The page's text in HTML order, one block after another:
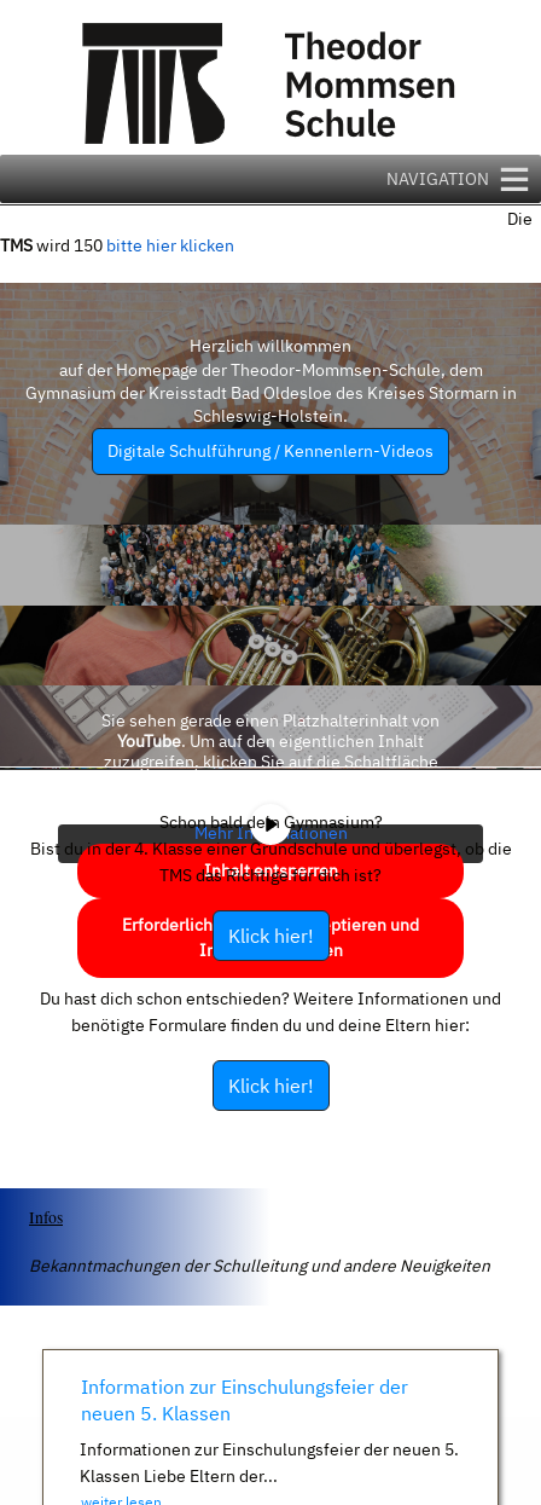
NAVIGATION
Die
TMSwird 150 bitte hier klicken
Herzlich willkommen
auf der Homepage der Theodor-Mommsen-Schule, dem
Gymnasium der Kreisstadt Bad Oldesloe des Kreises Stormarn in
Schleswig-Holstein.
Digitale Schulführung / Kennenlern-Videos
Sie sehen gerade einen Platzhalterinhalt von
YouTube. Um auf den eigentlichen Inhalt
zuzugreifen, klicken Sie auf die Schaltfläche
Mehr Informationen
Inhalt entsperren
Erforderlichen Service akzeptieren und
Inhalte entsperren
Schon bald dein Gymnasium?
Bist du in der 4. Klasse einer Grundschule und überlegst, ob die
TMS das Richtige für dich ist?
Klick hier!
Du hast dich schon entschieden? Weitere Informationen und
benötigte Formulare finden du und deine Eltern hier:
Klick hier!
Infos
Bekanntmachungen der Schulleitung und andere Neuigkeiten
Information zur Einschulungsfeier der
neuen 5. Klassen
Informationen zur Einschulungsfeier der neuen 5.
Klassen Liebe Eltern der...